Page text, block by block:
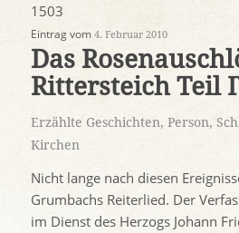
1503
Eintrag vom 4. Februar 2010
Das
Rittersteich Teil
Erzählte Geschichten, Person,
Kirchen
Nicht lange nach diesen
Grumbachs Reiterlied. Der
im Dienst des Herzogs Johann